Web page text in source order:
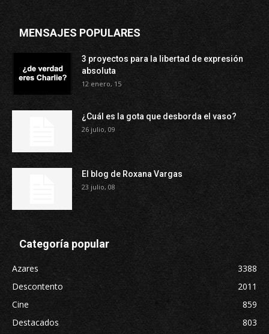
MENSAJES POPULARES
3 proyectos para la libertad de expresión
absoluta
12 enero, 15
¿Cuál es la gota que desborda el vaso?
26 julio, 09
El blog de Roxana Vargas
23 julio, 08
Categoría popular
Azares
3388
Descontento
2011
Cine
859
Destacados
803